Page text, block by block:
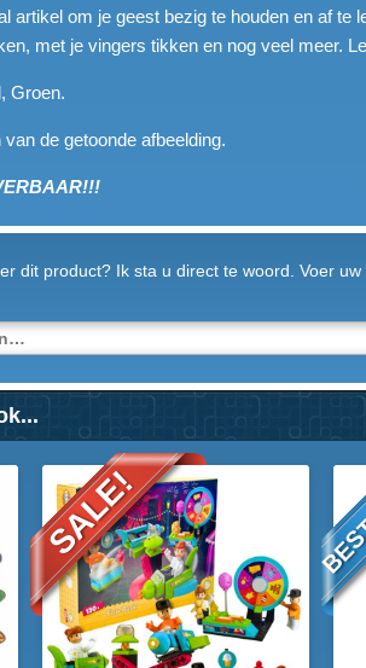
artikel om je geest bezig te houden en af te
met je vingers tikken en nog veel meer.
Groen.
de getoonde afbeelding.
dit product? Ik sta u direct te woord. Voer
SALE!